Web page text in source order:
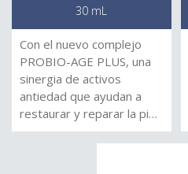
30 mL
Con el nuevo complejo
PROBIO-AGE PLUS, una
sinergia de activos
antiedad que ayudan a
restaurar y reparar la piel.
Con Ecobiotyx® que
funciona regulando la